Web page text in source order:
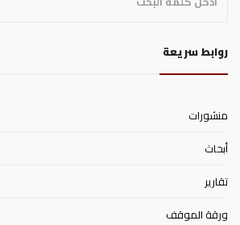
روابط سريعة
منشورات
أبحاث
تقارير
ورقة الموقف